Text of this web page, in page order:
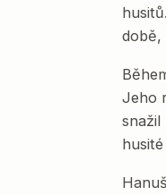
době,
Jeho
snažil